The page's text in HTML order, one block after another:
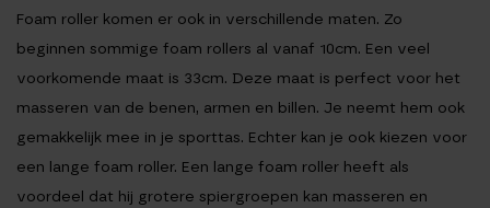
Foam roller komen er ook in verschillende maten. Zo
beginnen sommige foam rollers al vanaf 10cm. Een veel
voorkomende maat is 33cm. Deze maat is perfect voor het
masseren van de benen, armen en billen. Je neemt hem ook
gemakkelijk mee in je sporttas. Echter kan je ook kiezen voor
een lange foam roller. Een lange foam roller heeft als
voordeel dat hij grotere spiergroepen kan masseren en